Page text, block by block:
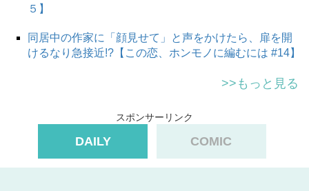
５】
同居中の作家に「顔見せて」と声をかけたら、扉を開
けるなり急接近!?【この恋、ホンモノに編むには #14】
>>もっと見る
スポンサーリンク
DAILY COMIC